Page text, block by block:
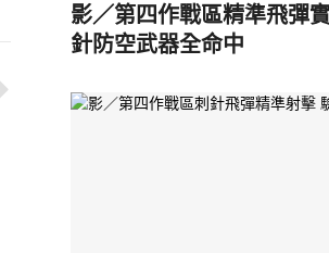
影／第四作戰區精準飛彈
針防空武器全命中